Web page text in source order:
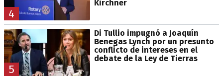
4
Kirchner
5
Di Tullio impugnó a Joaquín
Benegas Lynch por un presunto
conflicto de intereses en el
debate de la Ley de Tierras